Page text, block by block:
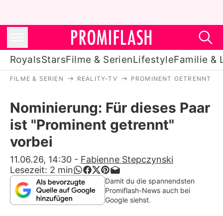
RoyalsStarsFilme & SerienLifestyleFamilie &
Stars
Filme & Serien
Lifestyle
Familie & Liebe
Promiflash Exklusiv
FILME & SERIEN REALITY-TV PROMINENT GETRENNT
Nominierung: Für dieses Paar
ist "Prominent getrennt"
vorbei
11.06.26, 14:30 - Fabienne Stepczynski
Lesezeit: 2 min
Damit du die spannendsten
Promiflash-News auch bei
Google siehst.